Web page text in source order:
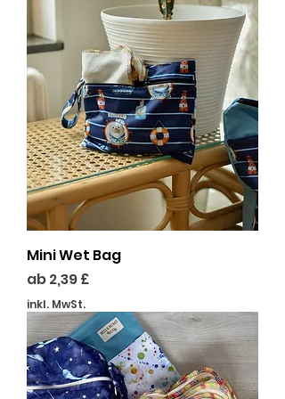
Mini Wet Bag
ab2,39 £
Sale-Preis
inkl. MwSt.